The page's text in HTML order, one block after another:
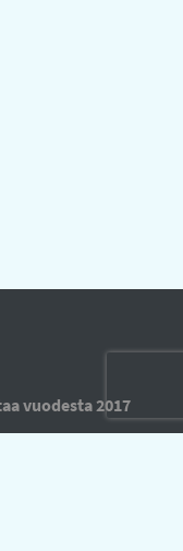
vuodesta 2017